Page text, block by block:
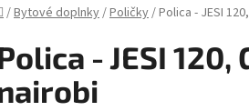
Domov
/Bytové doplnky/Poličky/Polica - JESI
- JESI 120,